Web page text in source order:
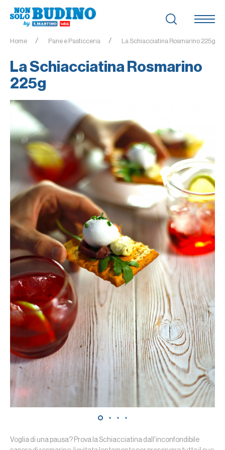
Home Pane e Pasticceria La Schiacciatina Rosmarino 225g
La Schiacciatina Rosmarino
225g
Voglia di una pausa? Prova la Schiacciatina dall'inconfondibile